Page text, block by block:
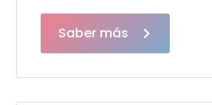
Saber más